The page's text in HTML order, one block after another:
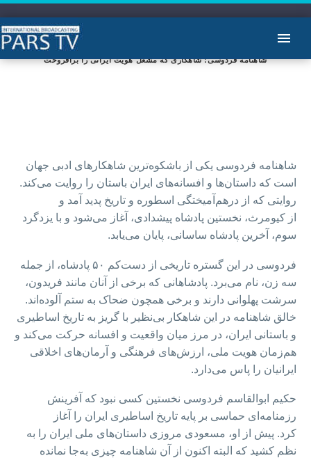
شاهنامه فردوسی؛ شاهکاری که مشعل هویت ایرانی را برافروخت
شاهنامه فردوسی یکی از باشکوه‌ترین شاهکارهای ادبی جهان
است که داستان‌ها و افسانه‌های ایران باستان را روایت می‌کند.
روایتی که از درهم‌آمیختگی اسطوره و تاریخ پدید آمد و
از کیومرث، نخستین پادشاه پیشدادی، آغاز می‌شود و با یزدگرد
سوم، آخرین پادشاه ساسانی، پایان می‌یابد.
فردوسی در این گستره تاریخی از دست‌کم ۵۰ پادشاه، از جمله
سه زن، نام می‌برد. پادشاهانی که برخی از آنان مانند فریدون،
سرشت پهلوانی دارند و برخی همچون ضحاک به ستم آلوده‌اند.
خالق شاهنامه در این شاهکار بی‌نظیر با گریز به تاریخ اساطیری
و باستانی ایران، در مرز میان واقعیت و افسانه حرکت می‌کند و
هم‌زمان هویت ملی، ارزش‌های‌ فرهنگی و آرمان‌های اخلاقی
ایرانیان را پاس می‌دارد.
حکیم ابوالقاسم فردوسی نخستین کسی نبود که آفرینش
رزمنامه‌ای حماسی بر پایه تاریخ اساطیری ایران را آغاز
کرد. پیش از او، مسعودی مروزی داستان‌های ملی ایران را به
نظم کشید که البته اکنون از آن شاهنامه چیزی به‌جا نمانده